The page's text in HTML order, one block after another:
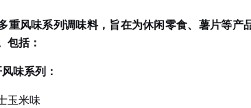
重风味系列调味料，旨在为休闲零食、薯片等产
包括：
味系列：
玉米味